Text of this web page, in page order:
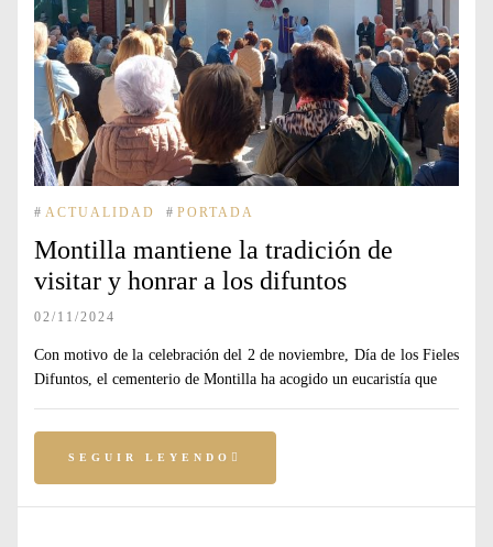
# ACTUALIDAD # PORTADA
Montilla mantiene la tradición de
visitar y honrar a los difuntos
02/11/2024
Con motivo de la celebración del 2 de noviembre, Día de los Fieles
Difuntos, el cementerio de Montilla ha acogido un eucaristía que
SEGUIR LEYENDO